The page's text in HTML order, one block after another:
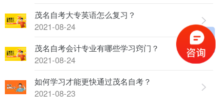
茂名自考大专英语怎么复习？
2021-08-24
茂名自考会计专业有哪些学习窍门？
2021-08-24
如何学习才能更快通过茂名自考？
2021-08-23